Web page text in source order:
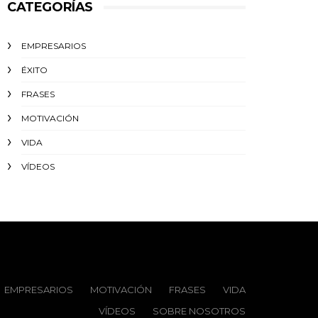
CATEGORÍAS
EMPRESARIOS
ÉXITO‬
FRASES
MOTIVACIÓN
VIDA
VÍDEOS
EMPRESARIOS MOTIVACIÓN FRASES
VIDA
VÍDEOS
SOBRE NOSOTROS